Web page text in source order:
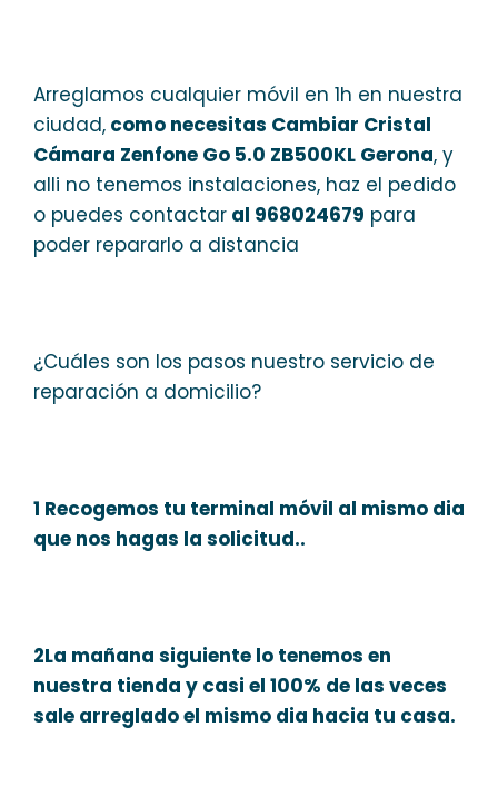
Arreglamos cualquier móvil en 1h en nuestra
ciudad, como necesitas Cambiar Cristal
Cámara Zenfone Go 5.0 ZB500KL Gerona, y
alli no tenemos instalaciones, haz el pedido
o puedes contactar al 968024679 para
poder repararlo a distancia
¿Cuáles son los pasos nuestro servicio de
reparación a domicilio?
1 Recogemos tu terminal móvil al mismo dia
que nos hagas la solicitud..
2La mañana siguiente lo tenemos en
nuestra tienda y casi el 100% de las veces
sale arreglado el mismo dia hacia tu casa.